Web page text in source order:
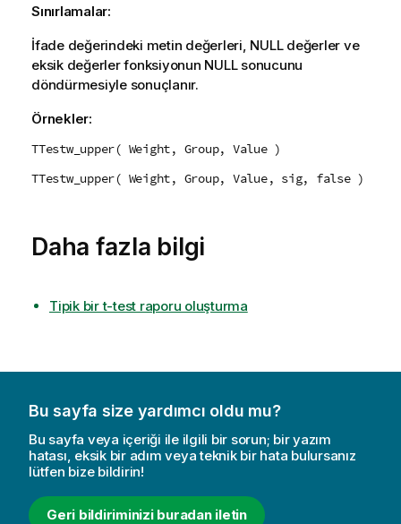
Sınırlamalar:
İfade değerindeki metin değerleri, NULLdeğerler ve
eksik değerler fonksiyonun NULLsonucunu
döndürmesiyle sonuçlanır.
Örnekler:
TTestw_upper( Weight, Group, Value )
TTestw_upper( Weight, Group, Value, sig, false )
Daha fazla bilgi
Tipik bir t-test raporu oluşturma
Bu sayfa size yardımcı oldu mu?
Bu sayfa veya içeriği ile ilgili bir sorun; bir yazım
hatası, eksik bir adım veya teknik bir hata bulursanız
lütfen bize bildirin!
Geri bildiriminizi buradan iletin